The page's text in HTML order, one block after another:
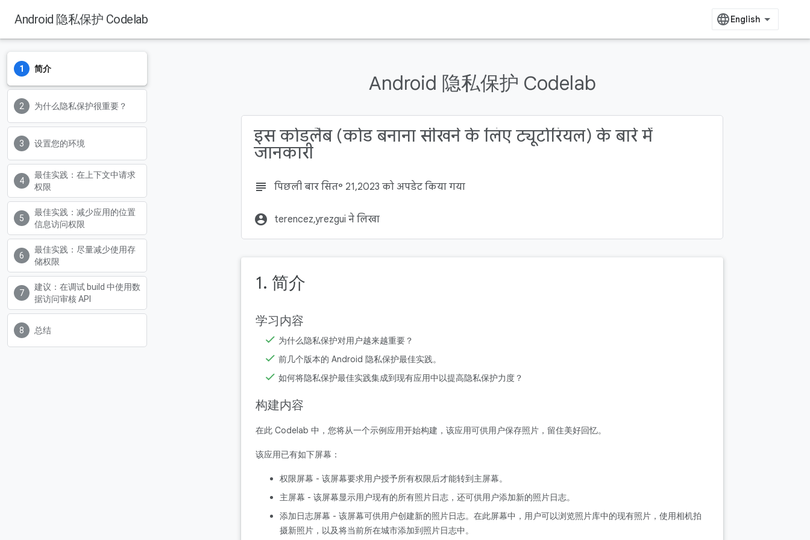
Android 隐私保护 Codelab
简介
为什么隐私保护很重要？
设置您的环境
最佳实践：在上下文中请求
权限
最佳实践：减少应用的位置
信息访问权限
最佳实践：尽量减少使用存
储权限
建议：在调试 build 中使用数
据访问审核 API
总结
Android 隐私保护 Codelab
इस कोडलैब (कोड बनाना सीखने के लिए ट्यूटोरियल) के बारे में
जानकारी
subject पिछली बार सित॰ 21, 2023 को अपडेट किया गया
account_circle terencez,yrezgui ने लिखा
1. 简介
学习内容
为什么隐私保护对用户越来越重要？
前几个版本的 Android 隐私保护最佳实践。
如何将隐私保护最佳实践集成到现有应用中以提高隐私保护力度？
构建内容
在此 Codelab 中，您将从一个示例应用开始构建，该应用可供用户保存照片，留住美好回忆。
该应用已有如下屏幕：
权限屏幕 - 该屏幕要求用户授予所有权限后才能转到主屏幕。
主屏幕 - 该屏幕显示用户现有的所有照片日志，还可供用户添加新的照片日志。
添加日志屏幕 - 该屏幕可供用户创建新的照片日志。在此屏幕中，用户可以浏览照片库中的现有照片，使用相机拍
摄新照片，以及将当前所在城市添加到照片日志中。